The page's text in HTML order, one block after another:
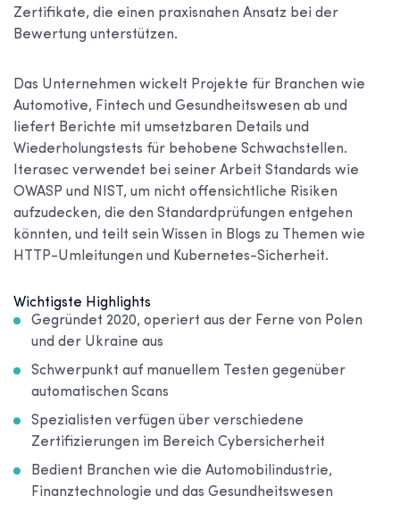
Zertifikate, die einen praxisnahen Ansatz bei der
Bewertung unterstützen.
Das Unternehmen wickelt Projekte für Branchen wie
Automotive, Fintech und Gesundheitswesen ab und
liefert Berichte mit umsetzbaren Details und
Wiederholungstests für behobene Schwachstellen.
Iterasec verwendet bei seiner Arbeit Standards wie
OWASP und NIST, um nicht offensichtliche Risiken
aufzudecken, die den Standardprüfungen entgehen
könnten, und teilt sein Wissen in Blogs zu Themen wie
HTTP-Umleitungen und Kubernetes-Sicherheit.
Wichtigste Highlights
Gegründet 2020, operiert aus der Ferne von Polen
und der Ukraine aus
Schwerpunkt auf manuellem Testen gegenüber
automatischen Scans
Spezialisten verfügen über verschiedene
Zertifizierungen im Bereich Cybersicherheit
Bedient Branchen wie die Automobilindustrie,
Finanztechnologie und das Gesundheitswesen